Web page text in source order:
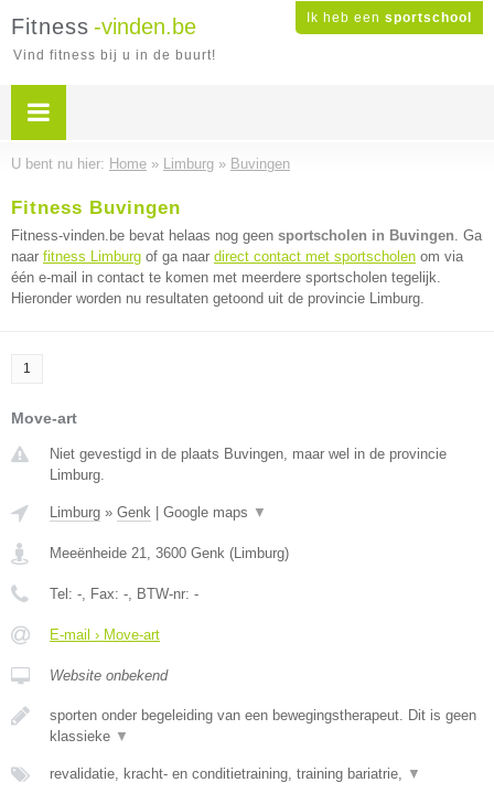
Ik heb een sportschool
Fitness -vinden.be
Vind fitness bij u in de buurt!
U bent nu hier: Home » Limburg » Buvingen
Fitness Buvingen
Fitness-vinden.be bevat helaas nog geen sportscholen in Buvingen. Ga
naar fitness Limburg of ga naar direct contact met sportscholen om via
één e-mail in contact te komen met meerdere sportscholen tegelijk.
Hieronder worden nu resultaten getoond uit de provincie Limburg.
1
Move-art
Niet gevestigd in de plaats Buvingen, maar wel in de provincie
Limburg.
Limburg » Genk Google maps ▼
Meeënheide 21, 3600 Genk (Limburg)
Tel: -, Fax: -, BTW-nr: -
E-mail › Move-art
Website onbekend
sporten onder begeleiding van een bewegingstherapeut. Dit is geen
klassieke ▼
revalidatie, kracht- en conditietraining, training bariatrie, ▼